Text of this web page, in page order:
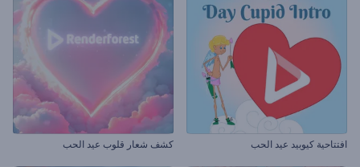
افتتاحية كيوبيد عيد الحب كشف شعار قلوب عيد الحب